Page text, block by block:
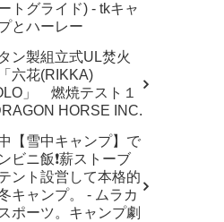
トグライド) - tkキャ
とハーレー
ン製組立式UL焚火
六花(RIKKA)
」 燃焼テスト１
HORSE INC.
【雪中キャンプ】で
ビニ飯❗️薪ストーブ
ント設営して本格的
キャンプ。 - ムラカ
ポーツ。キャンプ劇